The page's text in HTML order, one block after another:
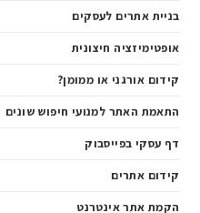
בניית אתרים לעסקים
אופטימיזציה חיצונית
קידום אורגני או ממומן?
התאמת האתר למנועי חיפוש שונים
דף עסקי בפייסבוק
קידום אתרים
הקמת אתר אינטרנט